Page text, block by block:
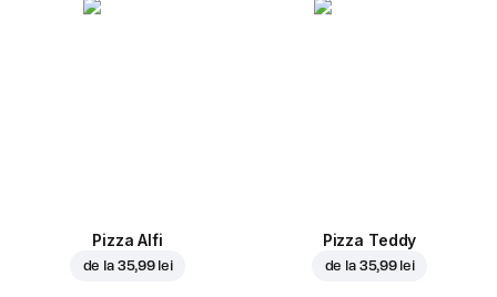
Pizza Alfi
de la 35,99 lei
Pizza Teddy
de la 35,99 lei